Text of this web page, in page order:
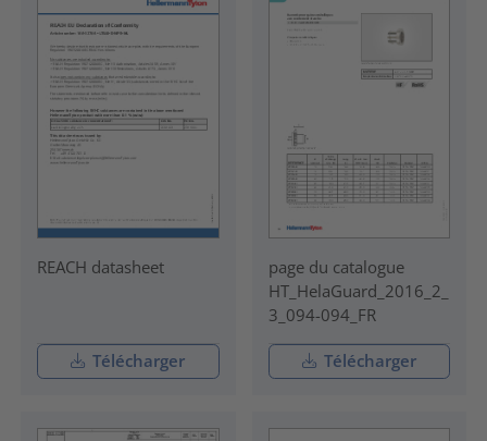
REACH datasheet
Télécharger
page du catalogue
HT_HelaGuard_2016_2_
3_094-094_FR
Télécharger